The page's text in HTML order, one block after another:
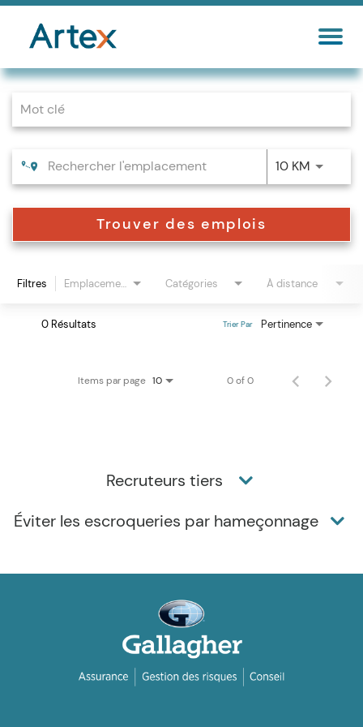
Job Search Page
10 KM
Trouver des emplois
Filtres Emplacements Catégories À distance
0 Résultats Pertinence
Trier Par
Items par page 10 0 of 0
Recruteurs tiers
Éviter les escroqueries par hameçonnage